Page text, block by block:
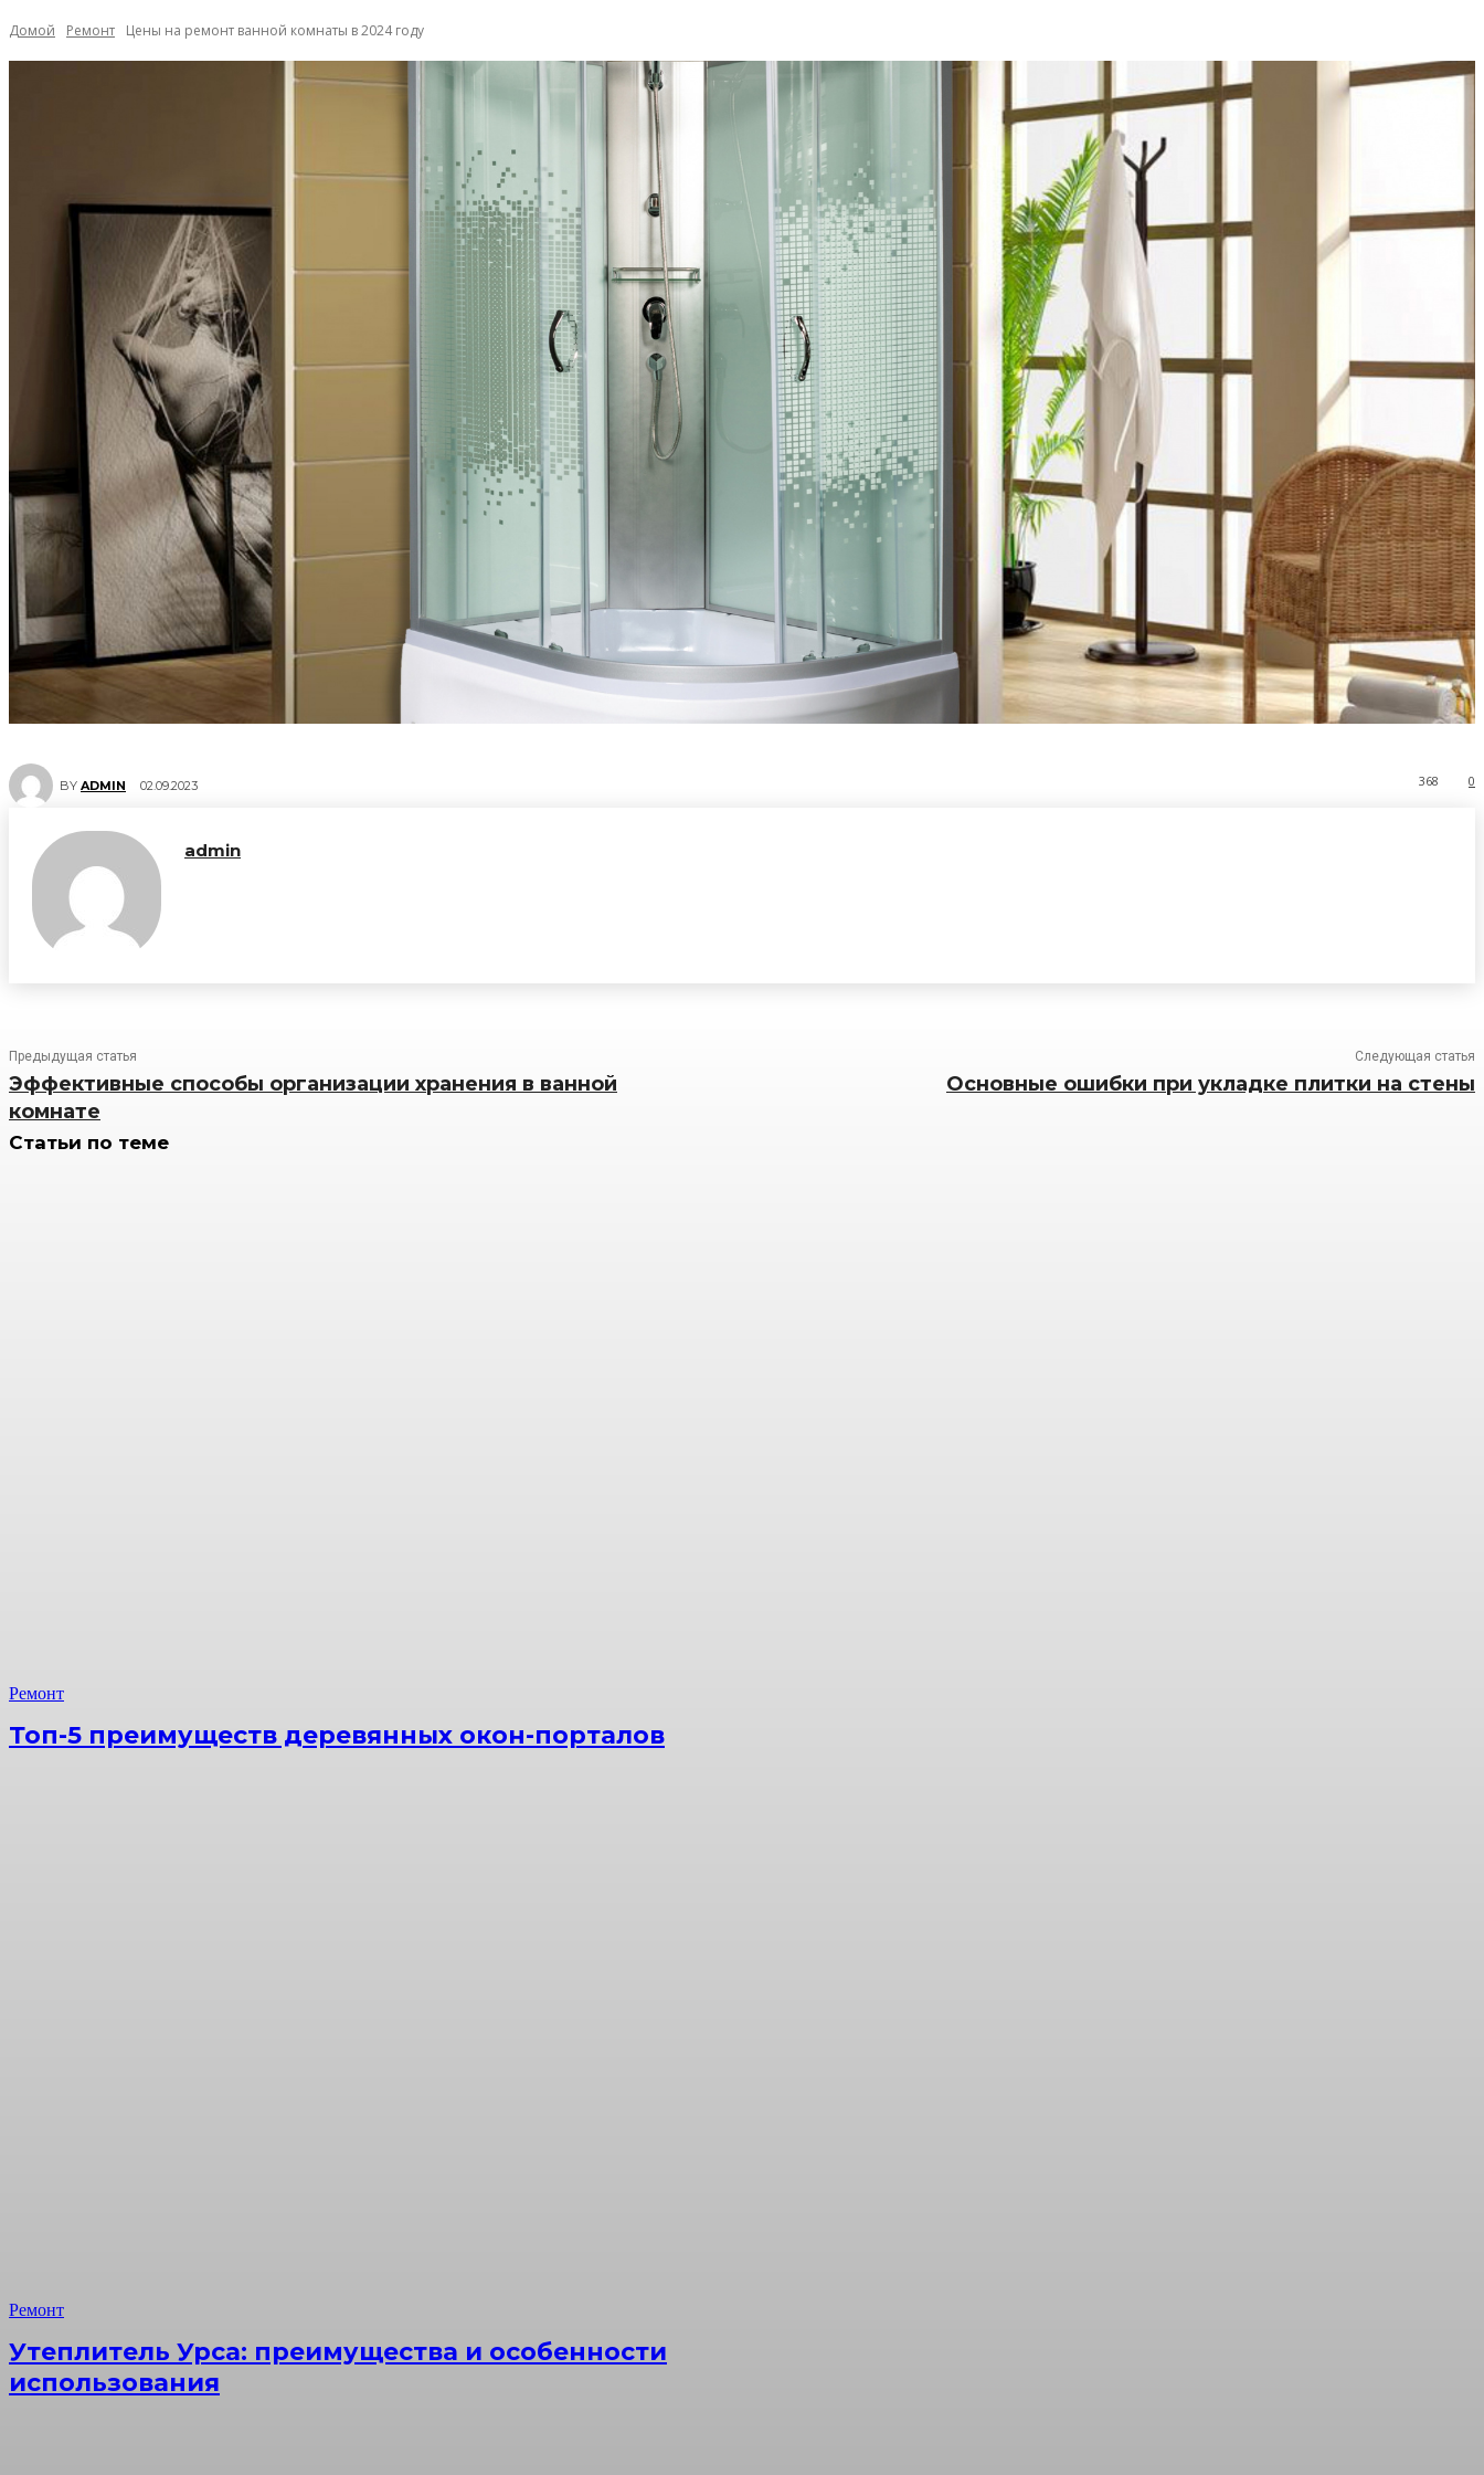
Домой Ремонт Цены на ремонт ванной комнаты в 2024 году
BY ADMIN 02.09.2023 0
368
admin
Предыдущая статья
Эффективные способы организации хранения в ванной
комнате
Следующая статья
Основные ошибки при укладке плитки на стены
Статьи по теме
Ремонт
Топ-5 преимуществ деревянных окон-порталов
Ремонт
Утеплитель Урса: преимущества и особенности
использования